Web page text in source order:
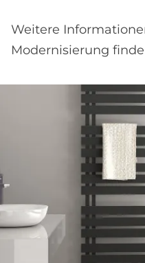
Weitere
Modernisierung